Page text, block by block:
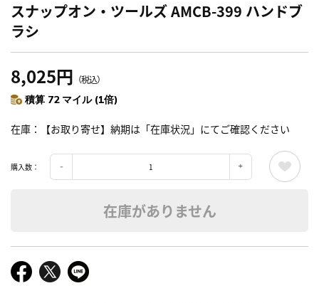
スナップオン・ツールズ AMCB-399 ハンドブ
ラシ
8,025円 （税込）
積算 72 マイル (1倍)
在庫 【お取り寄せ】納期は「在庫状況」にてご確認ください
購入数：
在庫がありません